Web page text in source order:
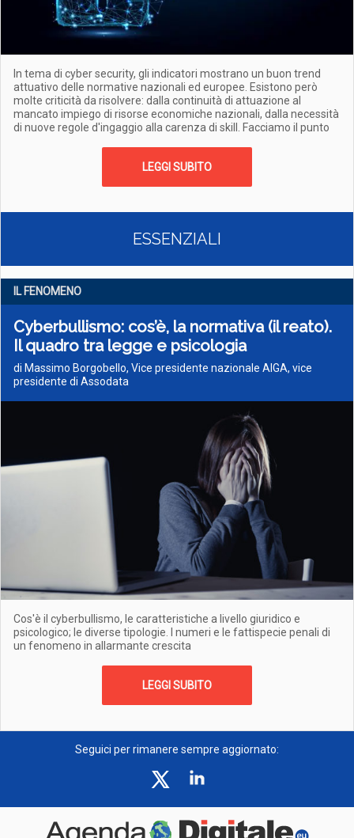
In tema di cyber security, gli indicatori mostrano un buon trend
attuativo delle normative nazionali ed europee. Esistono però
molte criticità da risolvere: dalla continuità di attuazione al
mancato impiego di risorse economiche nazionali, dalla necessità
di nuove regole d'ingaggio alla carenza di skill. Facciamo il punto
LEGGI SUBITO
ESSENZIALI
IL FENOMENO
Cyberbullismo: cos’è, la normativa (il reato).
Il quadro tra legge e psicologia
di Massimo Borgobello, Vice presidente nazionale AIGA, vice
presidente di Assodata
Cos'è il cyberbullismo, le caratteristiche a livello giuridico e
psicologico; le diverse tipologie. I numeri e le fattispecie penali di
un fenomeno in allarmante crescita
LEGGI SUBITO
Seguici per rimanere sempre aggiornato: